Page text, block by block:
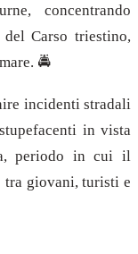
concentrando
Carso triestino,
🚔
incidenti stradali
in vista
periodo in cui il
tra giovani, turisti e